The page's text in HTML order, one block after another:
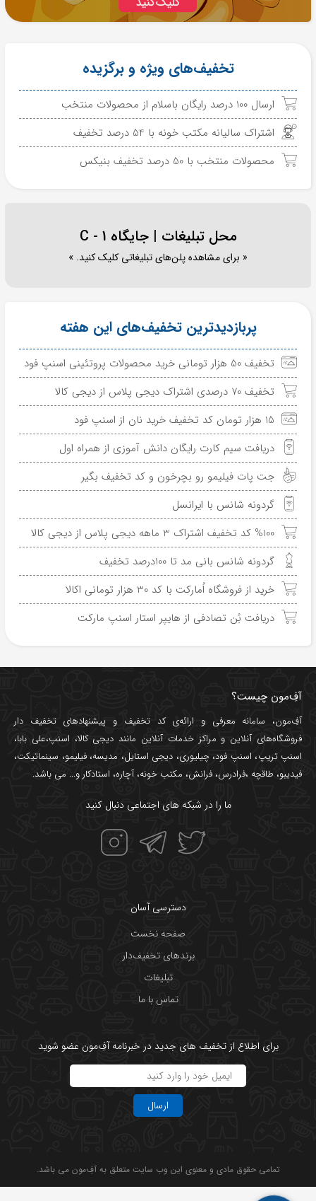
تخفیف‌های ویژه و برگزیده
ارسال 100 درصد رایگان باسلام از محصولات منتخب
اشتراک سالیانه مکتب خونه با 54 درصد تخفیف
محصولات منتخب با 50 درصد تخفیف بنیکس
محل تبلیغات | جایگاه C - 1
« برای مشاهده پلن‌های تبلیغاتی کلیک کنید. »
پربازدیدترین تخفیف‌های این هفته
تخفیف 50 هزار تومانی خرید محصولات پروتئینی اسنپ فود
تخفیف 70 درصدی اشتراک دیجی پلاس از دیجی کالا
15 هزار تومان کد تخفیف خرید نان از اسنپ فود
دریافت سیم کارت رایگان دانش آموزی از همراه اول
جت پات فیلیمو رو بچرخون و کد تخفیف بگیر
گردونه شانس با ایرانسل
%100 کد تخفیف اشتراک 3 ماهه دیجی پلاس از دیجی کالا
گردونه شانس بانی مد تا 100درصد تخفیف
خرید از فروشگاه اُمارکت با کد 30 هزار تومانی اکالا
دریافت بُن تصادفی از هایپر استار اسنپ مارکت
آفِ‌مون چیست؟
آفِ‌مون، سامانه معرفی و ارائه‌یکد تخفیف و پیشنهادهای تخفیف دار
فروشگاه‌های آنلاین و مراکز خدمات آنلاین مانند دیجی کالا، اسنپ،علی بابا،
اسنپ تریپ، اسنپ فود،چیلیوری، دیجی استایل، مدیسه،فیلیمو، سینماتیکت،
فیدیبو، طاقچه ،فرادرس، فرانش، مکتب خونه،آچاره، استادکار و... می باشد.
ما را در شبکه های اجتماعی دنبال کنید
دسترسی آسان
صفحه نخست
برندهای تخفیف‌دار
تبلیغات
تماس با ما
برای اطلاع از تخفیف های جدید در خبرنامه آفِ‌مون عضو شوید
ارسال
تمامی حقوق مادی و معنوی این وب سایت متعلق به آفِ‌مون می باشد.